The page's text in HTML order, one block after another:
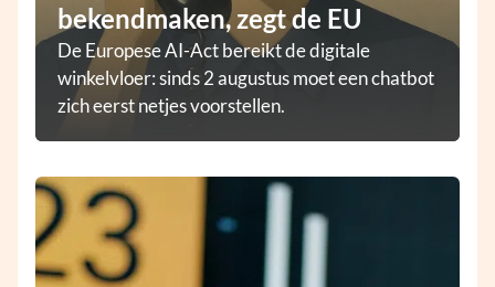
bekendmaken, zegt de EU
De Europese AI-Act bereikt de digitale
winkelvloer: sinds 2 augustus moet een chatbot
zich eerst netjes voorstellen.